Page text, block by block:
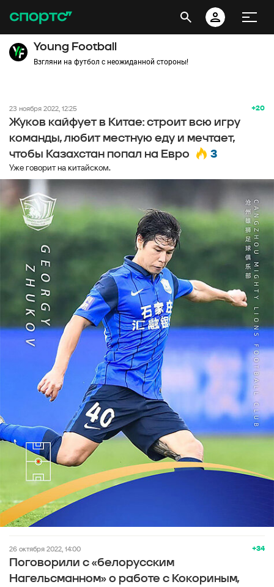
Young Football
Взгляни на футбол с неожиданной стороны!
+20
23 ноября 2022, 12:25
Жуков кайфует в Китае: строит всю игру
команды, любит местную еду и мечтает,
чтобы Казахстан попал на Евро
3
Уже говорит на китайском.
+34
26 октября 2022, 14:00
Поговорили с «белорусским
Нагельсманном» о работе с Кокориным,